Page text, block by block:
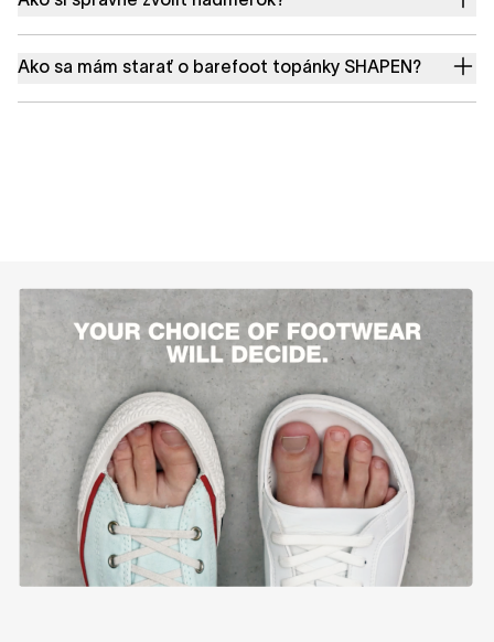
Ako sa mám starať o barefoot topánky SHAPEN?